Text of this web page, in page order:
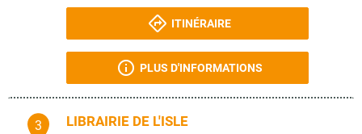
ITINÉRAIRE
PLUS D'INFORMATIONS
3 LIBRAIRIE DE L'ISLE